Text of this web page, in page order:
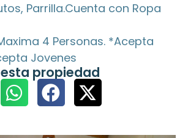
Parrilla.Cuenta con Ropa
4 Personas. *Acepta
Jovenes
propiedad